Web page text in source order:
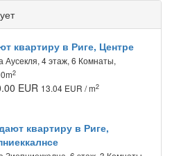
квартиру в Риге, Центре
Аусекля, 4 этаж, 6 Комнаты,
2
EUR 13.04 EUR / m2
квартиру в Риге,